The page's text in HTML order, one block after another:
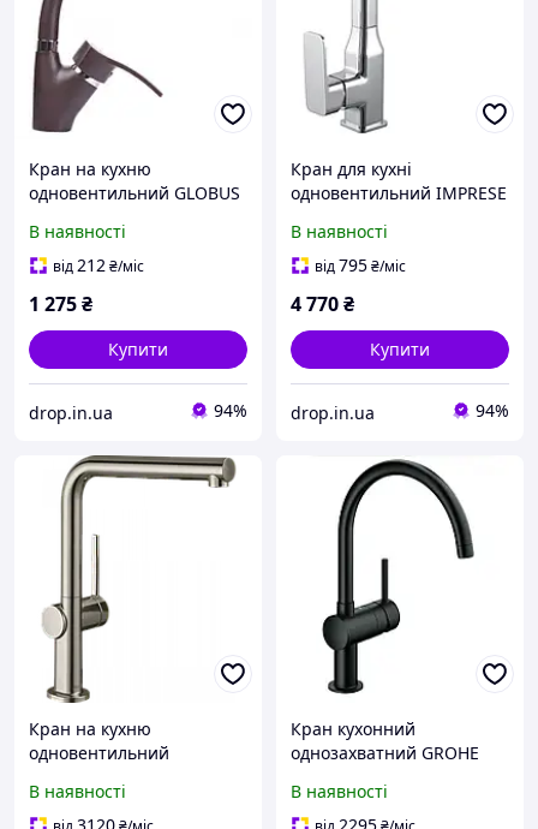
Кран на кухню
одновентильний GLOBUS
MARONE 000019217
коричневий латунь
В наявності
від212₴/міс
1 275₴
Купити
drop.in.ua 94%
Кран для кухні
одновентильний IMPRESE
латунь 111831
В наявності
від795₴/міс
4 770₴
Купити
drop.in.ua 94%
Кран на кухню
одновентильний
72840800 сатин латунь
В наявності
Кран кухонний
однозахватний GROHE
латунь 111393
В наявності